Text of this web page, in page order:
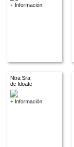
+ Información
Ntra Sra.
de Idoate
+ Información